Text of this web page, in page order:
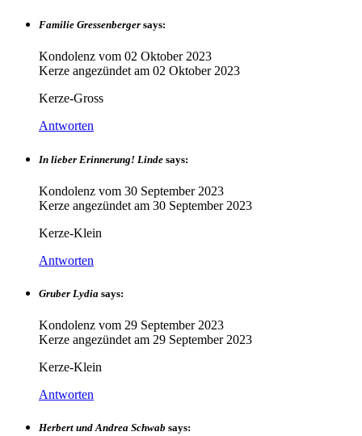
Familie Gressenberger says:
Kondolenz vom 02 Oktober 2023
Kerze angezündet am 02 Oktober 2023
Kerze-Gross
Antworten
In lieber Erinnerung! Linde says:
Kondolenz vom 30 September 2023
Kerze angezündet am 30 September 2023
Kerze-Klein
Antworten
Gruber Lydia says:
Kondolenz vom 29 September 2023
Kerze angezündet am 29 September 2023
Kerze-Klein
Antworten
Herbert und Andrea Schwab says: